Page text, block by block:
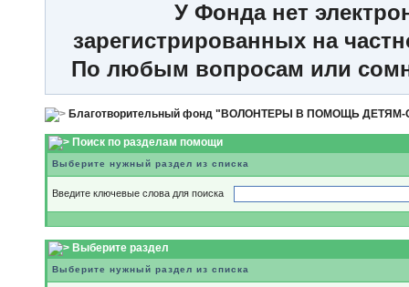
У Фонда нет
зарегистрированных на
По любым вопросам или
Благотворительный фонд "ВОЛОНТЕРЫ В ПОМОЩЬ
Поиск по разделам помощи
Выберите нужный раздел из списка
Введите ключевые слова для поиска
Выберите раздел
Выберите нужный раздел из списка